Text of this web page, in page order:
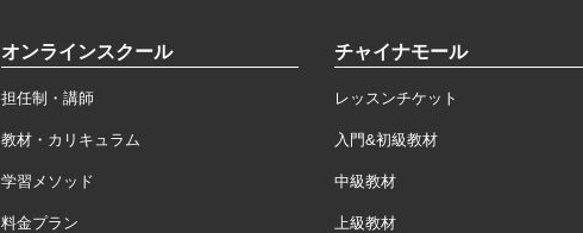
オンラインスクール
担任制・講師
教材・カリキュラム
学習メソッド
料金プラン
チャイナモール
レッスンチケット
入門&初級教材
中級教材
上級教材